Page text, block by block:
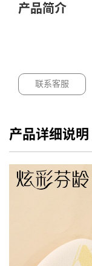
产品简介
联系客服
产品详细说明